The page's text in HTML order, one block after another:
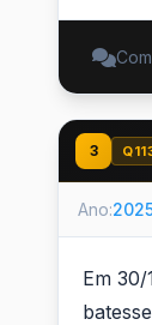
3
Ano:
Em